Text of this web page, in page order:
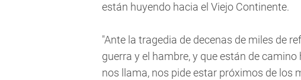
están huyendo hacia el Viejo Continente.
"Ante la tragedia de decenas de miles de
guerra y el hambre, y que están de
nos llama, nos pide estar próximos de los